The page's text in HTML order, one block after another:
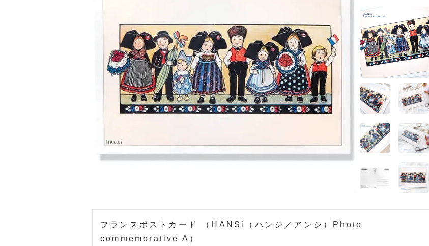
ホーム
>
ガーリー 雑貨
ホーム
フランス ポストカード
ホーム
>
フランス ハンジ HANSi 輸入雑貨 食器・ポストカード 他
ホーム
> フランス 雑貨
フランスポストカード （HANSi（ハンジ／アンシ）Photo
commemorative A）